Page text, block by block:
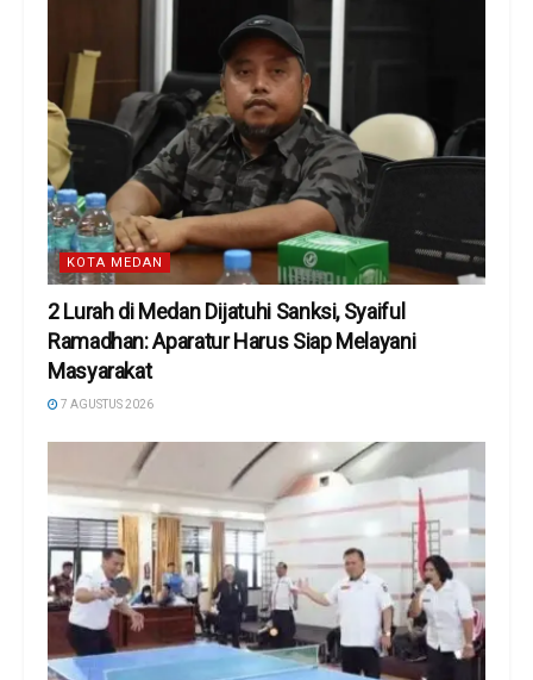
KOTA MEDAN
2 Lurah di Medan Dijatuhi Sanksi, Syaiful
Ramadhan: Aparatur Harus Siap Melayani
Masyarakat
7 AGUSTUS 2026